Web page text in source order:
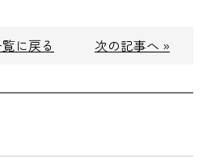
に戻る 次の記事へ »